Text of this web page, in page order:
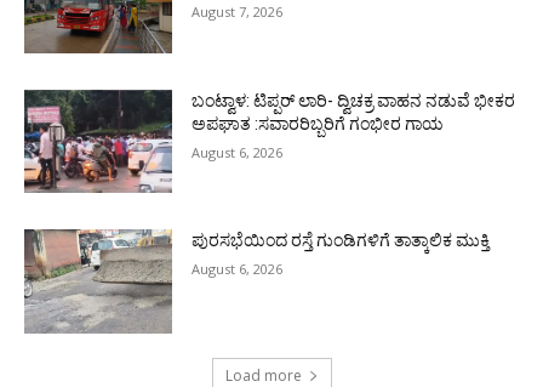
August 7, 2026
ಬಂಟ್ವಾಳ: ಟಿಪ್ಪರ್ ಲಾರಿ- ದ್ವಿಚಕ್ರ ವಾಹನ ನಡುವೆ ಭೀಕರ
ಅಪಘಾತ :ಸವಾರರಿಬ್ಬರಿಗೆ ಗಂಭೀರ ಗಾಯ
August 6, 2026
ಪುರಸಭೆಯಿಂದ ರಸ್ತೆ ಗುಂಡಿಗಳಿಗೆ ತಾತ್ಕಾಲಿಕ ಮುಕ್ತಿ
August 6, 2026
Load more